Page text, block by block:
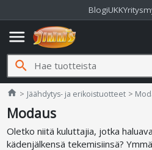
BlogiUKK
menu
search
home Jimms.fi
Jäähdytys- ja erikoistuotteet
Modaus
Oletko niitä kuluttajia, jotka
kädenjälkensä tekemisiinsä?